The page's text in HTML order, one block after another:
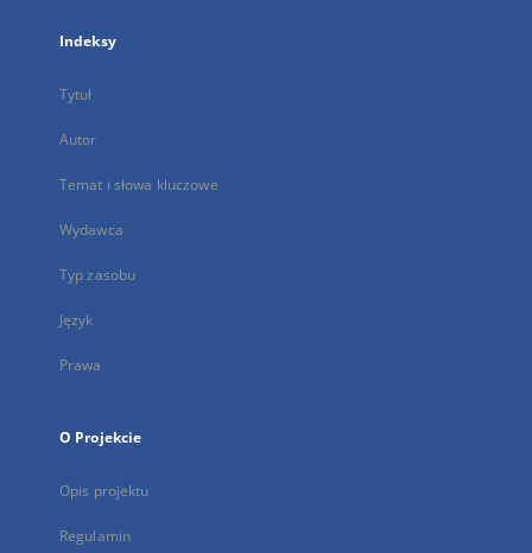
Indeksy
Tytuł
Autor
Temat i słowa kluczowe
Wydawca
Typ zasobu
Język
Prawa
O Projekcie
Opis projektu
Regulamin